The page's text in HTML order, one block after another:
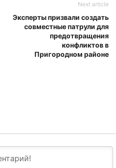
Next article
Эксперты призвали создать
совместные патрули для
предотвращения
конфликтов в
Пригородном районе